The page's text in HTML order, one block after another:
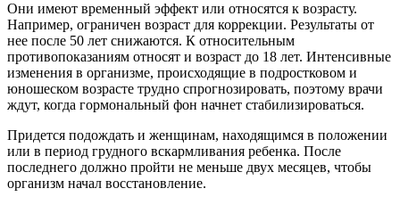
Они имеют временный эффект или относятся к возрасту.
Например, ограничен возраст для коррекции. Результаты от
нее после 50 лет снижаются. К относительным
противопоказаниям относят и возраст до 18 лет. Интенсивные
изменения в организме, происходящие в подростковом и
юношеском возрасте трудно спрогнозировать, поэтому врачи
ждут, когда гормональный фон начнет стабилизироваться.
Придется подождать и женщинам, находящимся в положении
или в период грудного вскармливания ребенка. После
последнего должно пройти не меньше двух месяцев, чтобы
организм начал восстановление.